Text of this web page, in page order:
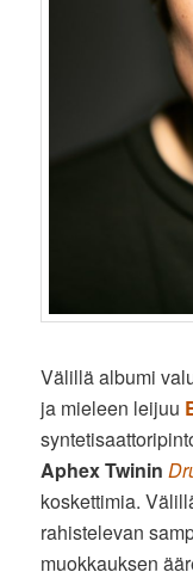
Välillä albumi
ja mieleen leijuu
Aphex Twinin
koskettimia.
rahistelevan
muokkauksen